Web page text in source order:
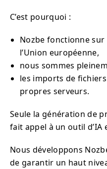
C’est pourquoi :
Nozbe fonctionne sur
l’Union européenne,
nous sommes
les imports de
propres serveurs.
Seule la génération de
fait appel à un outil d’IA
Nous développons
de garantir un haut